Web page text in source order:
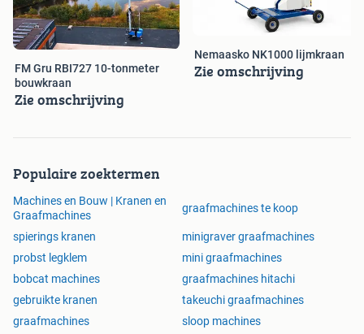
FM Gru RBI727 10-tonmeter
bouwkraan
Zie omschrijving
Nemaasko NK1000 lijmkraan
Zie omschrijving
Populaire zoektermen
Machines en Bouw | Kranen en
Graafmachines
graafmachines te koop
spierings kranen
minigraver graafmachines
probst legklem
mini graafmachines
bobcat machines
graafmachines hitachi
gebruikte kranen
takeuchi graafmachines
graafmachines
sloop machines